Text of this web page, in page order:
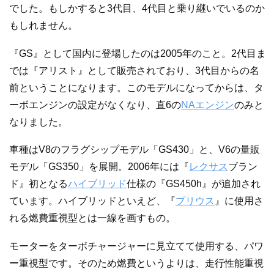
でした。もしかすると3代目、4代目と乗り継いでいるのか
もしれません。
『GS』として国内に登場したのは2005年のこと。2代目ま
では『アリスト』として販売されており、3代目からの名
前ということになります。このモデルになってからは、タ
ーボエンジンの設定がなくなり、直6のNAエンジンのみと
なりました。
車種はV8のフラグシップモデル「GS430」と、V6の量販
モデル「GS350」を展開。2006年には『レクサス ブラン
ド』初となるハイブリッド仕様の『GS450h』が追加され
ています。ハイブリッドといえど、『プリウス 』に使用さ
れる燃費重視型とは一線を画すもの。
モーターをターボチャージャーに見立てて使用する、パワ
ー重視型です。そのため燃費というよりは、走行性能重視